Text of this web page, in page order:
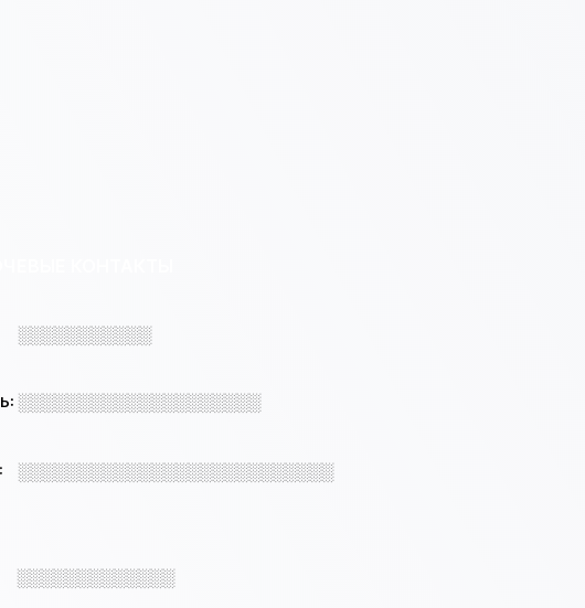
░░░░░░░░░░░
░░░░░░░░░░░░░░░░░░░░
░░░░░░░░░░░░░░░░░░░░░░░░░░
░░░░░░░░░░░░░